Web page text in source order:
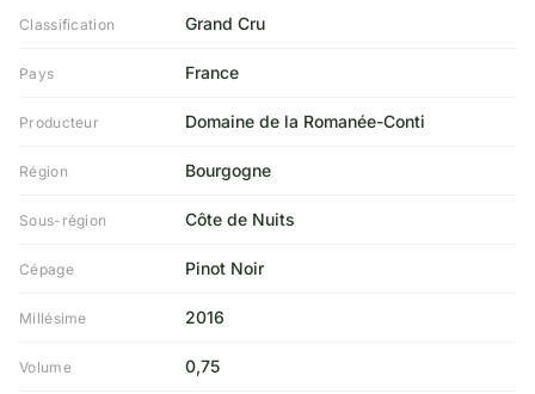
Classification Grand Cru
Pays France
Producteur Domaine de la Romanée-Conti
Région Bourgogne
Sous-région Côte de Nuits
Cépage Pinot Noir
Millésime 2016
Volume 0,75